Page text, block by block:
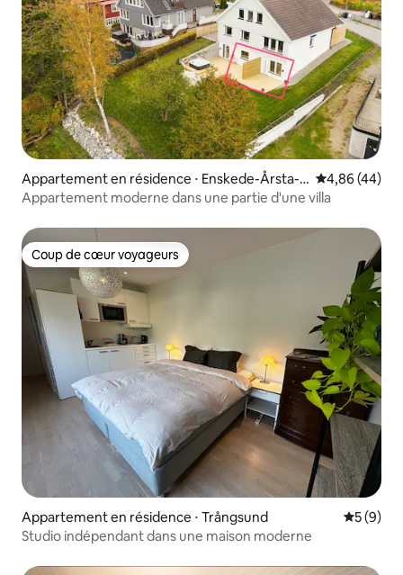
Appartement en résidence ⋅ Enskede-Årsta-V
antör
Évaluation
4,86 (44)
Appartement moderne dans une partie d'une villa
Coup de cœur voyageurs
Coup de cœur voyageurs
Appartement en résidence ⋅ Trångsund
5 (9)
Studio indépendant dans une maison moderne